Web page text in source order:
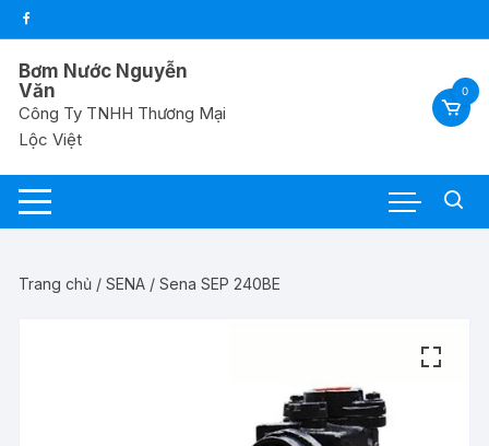
Chuyển
tới
nội
dung
Bơm Nước Nguyễn
Văn
Công Ty TNHH Thương Mại
Lộc Việt
0
Trang chủ /SENA / Sena SEP 240BE